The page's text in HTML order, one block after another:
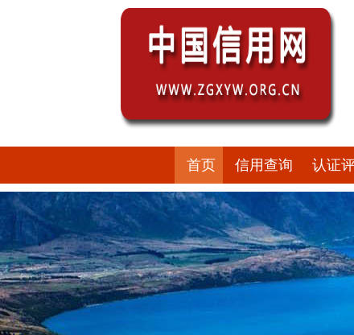
首页 信用查询 认证